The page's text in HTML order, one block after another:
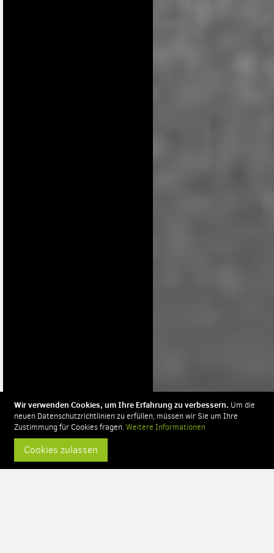
Wir verwenden Cookies, um Ihre Erfahrung zu verbessern. Um die
neuen Datenschutzrichtlinien zu erfüllen, müssen wir Sie um Ihre
Zustimmung für Cookies fragen. Weitere Informationen
Cookies zulassen